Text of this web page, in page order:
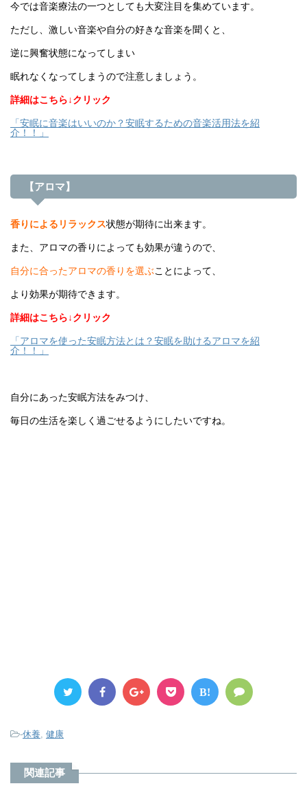
今では音楽療法の一つとしても大変注目を集めています。
ただし、激しい音楽や自分の好きな音楽を聞くと、
逆に興奮状態になってしまい
眠れなくなってしまうので注意しましょう。
詳細はこちら↓クリック
「安眠に音楽はいいのか？安眠するための音楽活用法を紹
介！！」
【アロマ】
香りによるリラックス状態が期待に出来ます。
また、アロマの香りによっても効果が違うので、
自分に合ったアロマの香りを選ぶことによって、
より効果が期待できます。
詳細はこちら↓クリック
「アロマを使った安眠方法とは？安眠を助けるアロマを紹
介！！」
自分にあった安眠方法をみつけ、
毎日の生活を楽しく過ごせるようにしたいですね。
B!
-休養, 健康
関連記事